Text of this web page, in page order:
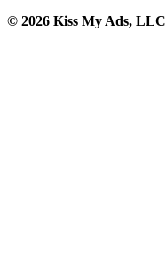
© 2026 Kiss My Ads, LLC